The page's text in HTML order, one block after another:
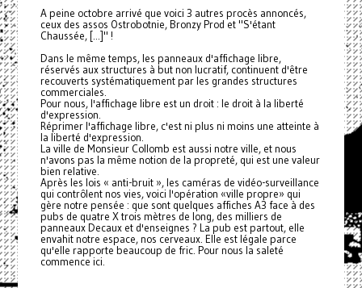
A peine octobre arrivé que voici 3 autres procès annoncés,
ceux des assos Ostrobotnie, Bronzy Prod et "S'étant
Chaussée, [...]" !
Dans le même temps, les panneaux d'affichage libre,
réservés aux structures à but non lucratif, continuent d'être
recouverts systématiquement par les grandes structures
commerciales.
Pour nous, l'affichage libre est un droit : le droit à la liberté
d'expression.
Réprimer l'affichage libre, c'est ni plus ni moins une atteinte à
la liberté d'expression.
La ville de Monsieur Collomb est aussi notre ville, et nous
n'avons pas la même notion de la propreté, qui est une valeur
bien relative.
Après les lois « anti-bruit », les caméras de vidéo-surveillance
qui contrôlent nos vies, voici l'opération «ville propre» qui
gère notre pensée : que sont quelques affiches A3 face à des
pubs de quatre X trois mètres de long, des milliers de
panneaux Decaux et d'enseignes ? La pub est partout, elle
envahit notre espace, nos cerveaux. Elle est légale parce
qu'elle rapporte beaucoup de fric. Pour nous la saleté
commence ici.